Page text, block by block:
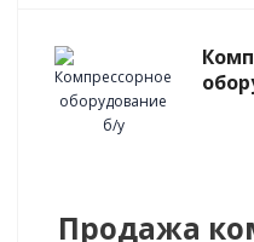
Продажа